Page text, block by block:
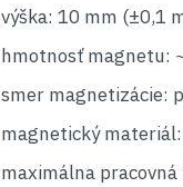
výška: 10 mm (±0,1
hmotnosť magnetu:
smer magnetizácie:
magnetický
maximálna pracovná